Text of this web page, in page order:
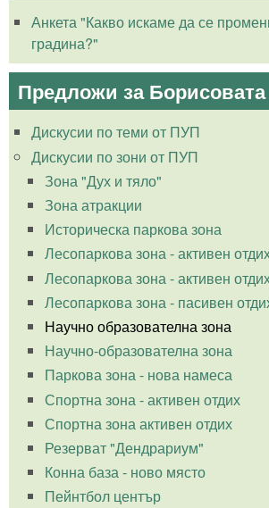
Анкета "Какво искаме да се
градина?"
Предложи за Борисовата
Дискусии по теми от ПУП
Дискусии по зони от ПУП
Зона "Дух и тяло"
Зона атракции
Историческа паркова зона
Лесопаркова зона - активен
Лесопаркова зона - активен
Лесопаркова зона - пасивен
Научно образователна зона
Научно-образователна зона
Паркова зона - нова намеса
Спортна зона - активен отдих
Спортна зона активен отдих
Резерват "Дендрариум"
Конна база - ново място
Пейнтбол център